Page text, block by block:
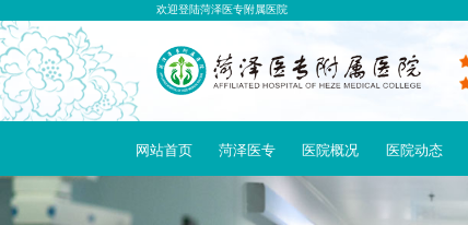
欢迎登陆菏泽医专附属医院
网站首页 菏泽医专 医院概况 医院动态